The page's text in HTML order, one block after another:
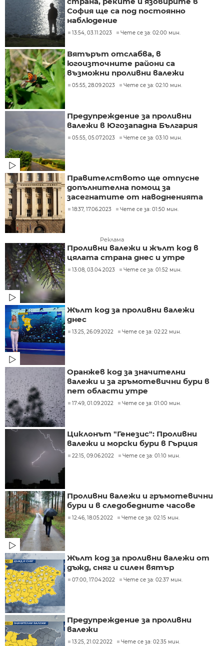
София ще са под постоянно
наблюдение
13:54, 03.11.2023 Чете се за: 02:00 мин.
Вятърът отслабва, в
югоизточните райони са
възможни проливни валежи
05:55, 28.09.2023 Чете се за: 02:10 мин.
Предупреждение за проливни
валежи в Югозападна България
05:55, 05.07.2023 Чете се за: 03:10 мин.
Правителството ще отпусне
допълнителна помощ за
засегнатите от наводненията
18:37, 17.06.2023 Чете се за: 01:50 мин.
Реклама
Проливни валежи и жълт код в
цялата страна днес и утре
13:08, 03.04.2023 Чете се за: 01:52 мин.
Жълт код за проливни валежи
днес
13:25, 26.09.2022 Чете се за: 02:22 мин.
Оранжев код за значителни
валежи и за гръмотевични бури в
пет области утре
17:49, 01.09.2022 Чете се за: 01:00 мин.
Циклонът "Генезис": Проливни
валежи и морски бури в Гърция
22:15, 09.06.2022 Чете се за: 01:10 мин.
Проливни валежи и гръмотевични
бури и в следобедните часове
12:46, 18.05.2022 Чете се за: 02:15 мин.
Жълт код за проливни валежи от
дъжд, сняг и силен вятър
07:00, 17.04.2022 Чете се за: 02:37 мин.
Предупреждение за проливни
валежи
13:25, 21.02.2022 Чете се за: 02:35 мин.